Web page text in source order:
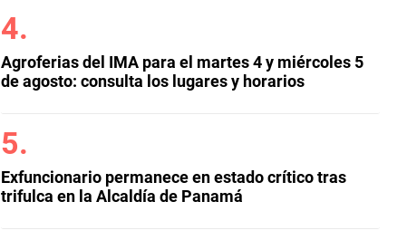
Agroferias del IMA para el martes 4 y miércoles 5
de agosto: consulta los lugares y horarios
Exfuncionario permanece en estado crítico tras
trifulca en la Alcaldía de Panamá